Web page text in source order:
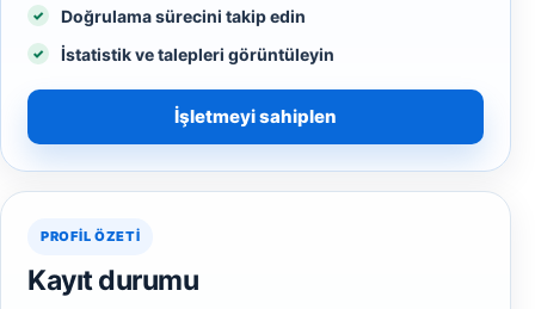
Doğrulama sürecini takip edin
İstatistik ve talepleri görüntüleyin
İşletmeyi sahiplen
PROFIL ÖZETI
Kayıt durumu